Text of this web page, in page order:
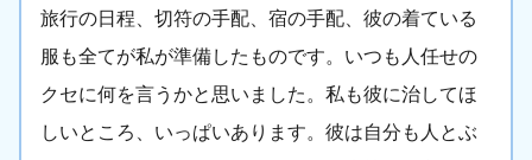
旅行の日程、切符の手配、宿の手配、彼の着ている
服も全てが私が準備したものです。いつも人任せの
クセに何を言うかと思いました。私も彼に治してほ
しいところ、いっぱいあります。彼は自分も人とぶ